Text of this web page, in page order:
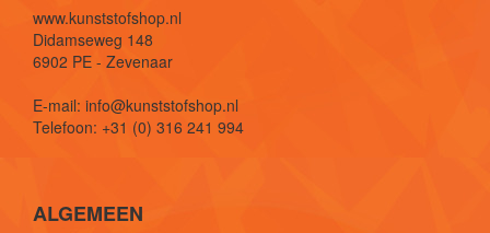
www.kunststofshop.nl
Didamseweg 148
6902 PE - Zevenaar
E-mail: info@kunststofshop.nl
Telefoon: +31 (0) 316 241 994
ALGEMEEN